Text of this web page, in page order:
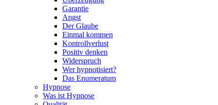
Garantie
Angst
Der Glaube
Einmal kommen
Kontrollverlust
Positiv denken
Widerspruch
Wer hypnotisiert?
Das Enumeratum
Hypnose
Was ist Hypnose